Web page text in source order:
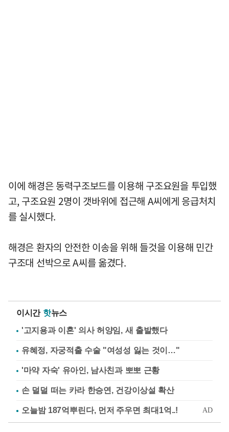
이에 해경은 동력구조보드를 이용해 구조요원을 투입했
고, 구조요원 2명이 갯바위에 접근해 A씨에게 응급처치
를 실시했다.
해경은 환자의 안전한 이송을 위해 들것을 이용해 민간
구조대 선박으로 A씨를 옮겼다.
이시간 핫뉴스
'고지용과 이혼' 의사 허양임, 새 출발했다
유혜정, 자궁적출 수술 "여성성 잃는 것이…"
'마약 자숙' 유아인, 남사친과 뽀뽀 근황
손 덜덜 떠는 카라 한승연, 건강이상설 확산